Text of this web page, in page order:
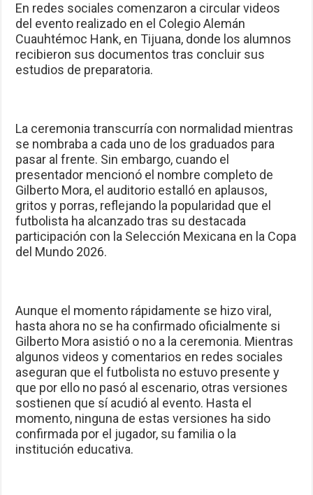
En redes sociales comenzaron a circular videos
del evento realizado en el Colegio Alemán
Cuauhtémoc Hank, en Tijuana, donde los alumnos
recibieron sus documentos tras concluir sus
estudios de preparatoria.
La ceremonia transcurría con normalidad mientras
se nombraba a cada uno de los graduados para
pasar al frente. Sin embargo, cuando el
presentador mencionó el nombre completo de
Gilberto Mora, el auditorio estalló en aplausos,
gritos y porras, reflejando la popularidad que el
futbolista ha alcanzado tras su destacada
participación con la Selección Mexicana en la Copa
del Mundo 2026.
Aunque el momento rápidamente se hizo viral,
hasta ahora no se ha confirmado oficialmente si
Gilberto Mora asistió o no a la ceremonia. Mientras
algunos videos y comentarios en redes sociales
aseguran que el futbolista no estuvo presente y
que por ello no pasó al escenario, otras versiones
sostienen que sí acudió al evento. Hasta el
momento, ninguna de estas versiones ha sido
confirmada por el jugador, su familia o la
institución educativa.